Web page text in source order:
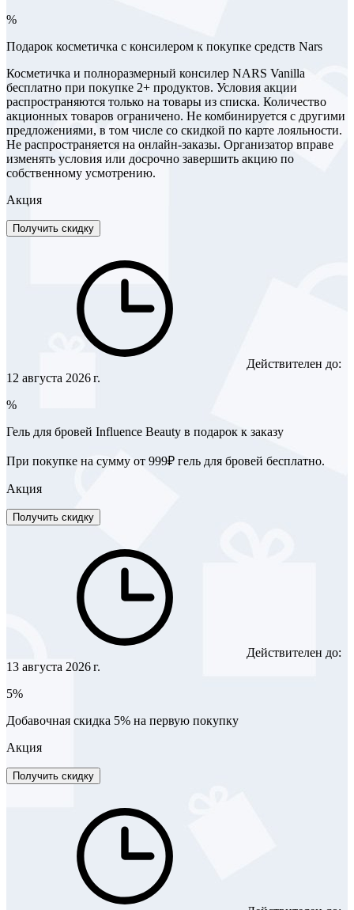
%
Подарок косметичка с консилером к покупке средств Nars
Косметичка и полноразмерный консилер NARS Vanilla
бесплатно при покупке 2+ продуктов. Условия акции
распространяются только на товары из списка. Количество
акционных товаров ограничено. Не комбинируется с другими
предложениями, в том числе со скидкой по карте лояльности.
Не распространяется на онлайн-заказы. Организатор вправе
изменять условия или досрочно завершить акцию по
собственному усмотрению.
Акция
Получить скидку
Действителен до:
12 августа 2026 г.
%
Гель для бровей Influence Beauty в подарок к заказу
При покупке на сумму от 999₽ гель для бровей бесплатно.
Акция
Получить скидку
Действителен до:
13 августа 2026 г.
5%
Добавочная скидка 5% на первую покупку
Акция
Получить скидку